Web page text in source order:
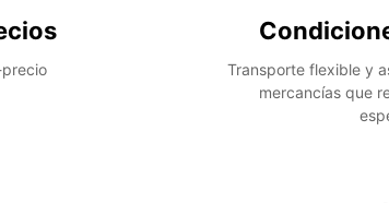
Transporte flexible y
mercancías que